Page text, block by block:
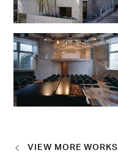
VIEW MORE WORKS